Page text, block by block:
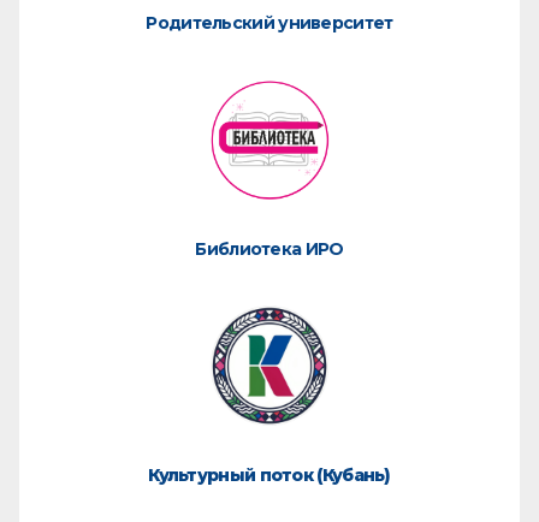
Родительский университет
Библиотека ИРО
Культурный поток (Кубань)